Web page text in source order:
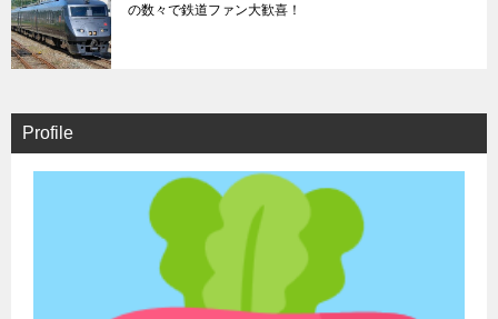
の数々で鉄道ファン大歓喜！
Profile